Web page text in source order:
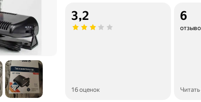
3,2
16 оценок
6